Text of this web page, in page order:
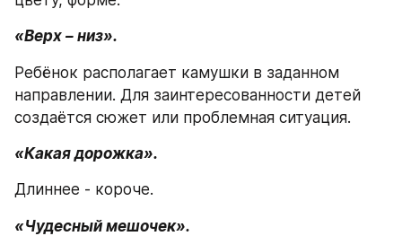
«Верх – низ».
Ребёнок располагает камушки в заданном
направлении. Для заинтересованности детей
создаётся сюжет или проблемная ситуация.
«Какая дорожка».
Длиннее - короче.
«Чудесный мешочек».